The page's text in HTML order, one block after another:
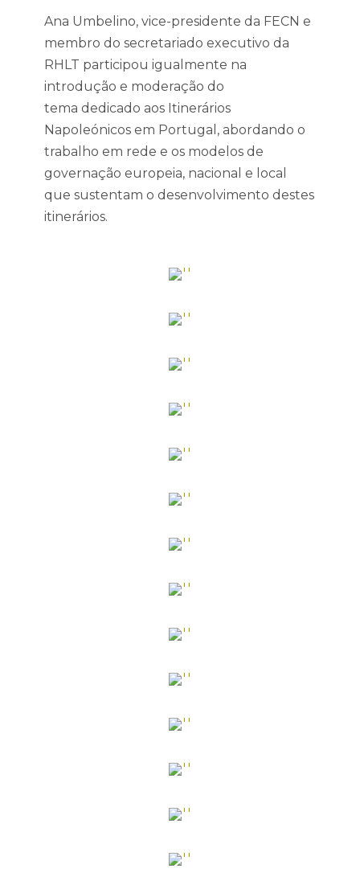
Ana Umbelino, vice-presidente da FECN e
membro do secretariado executivo da
RHLT participou igualmente na
introdução e moderação do
tema dedicado aos Itinerários
Napoleónicos em Portugal, abordando o
trabalho em rede e os modelos de
governação europeia, nacional e local
que sustentam o desenvolvimento destes
itinerários.